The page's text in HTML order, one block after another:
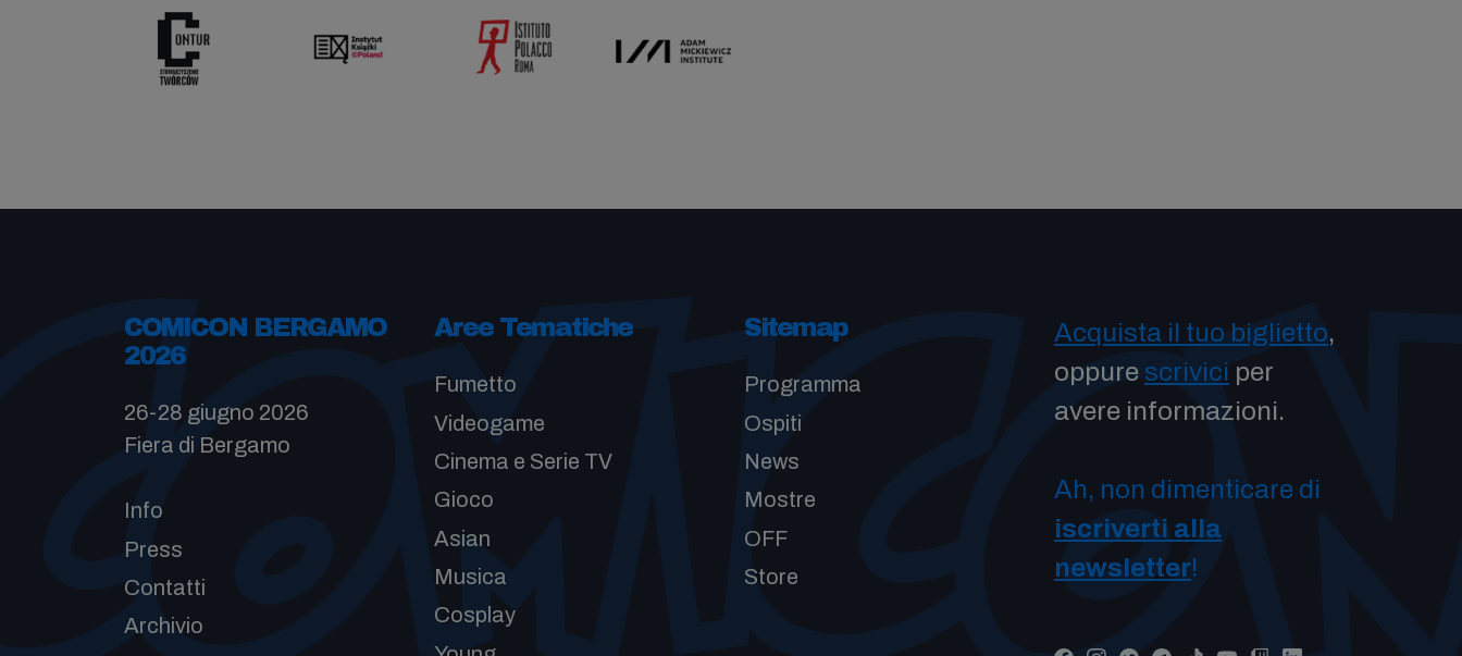
COMICON BERGAMO
2026
26-28 giugno 2026
Fiera di Bergamo
Info
Press
Contatti
Archivio
Aree Tematiche
Fumetto
Videogame
Cinema e Serie TV
Gioco
Asian
Musica
Cosplay
Sitemap
Programma
Ospiti
News
Mostre
OFF
Store
Acquista il tuo biglietto,
oppure scrivici per
avere informazioni.
Ah, non dimenticare di
iscriverti alla
newsletter!